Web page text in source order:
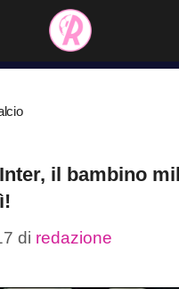
il bambino
di redazione